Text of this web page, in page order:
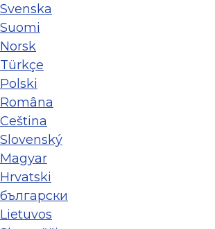
Svenska
Suomi
Norsk
Türkçe
Polski
Româna
Ceština
Slovenský
Magyar
Hrvatski
български
Lietuvos